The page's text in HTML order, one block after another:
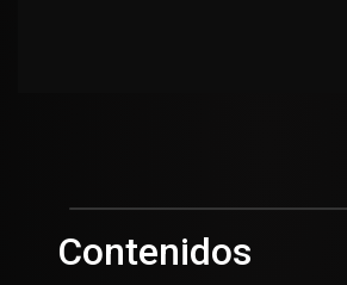
Contenidos